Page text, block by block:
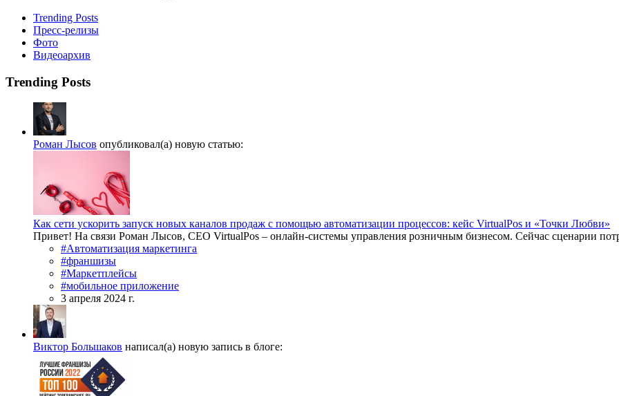
Trending Posts
Пресс-релизы
Фото
Видеоархив
Trending Posts
Роман Лысов опубликовал(а) новую статью:
Как сети ускорить запуск новых каналов продаж с помощью автоматизации процессов: кейс VirtualPos и «Точки Любви»
Привет! На связи Роман Лысов, CEO VirtualPos – онлайн-системы управления розничным бизнесом. Сейчас сценарии
#Автоматизация маркетинга
#франшизы
#Маркетплейсы
#мобильное приложение
3 апреля 2024 г.
Виктор Большаков написал(а) новую запись в блоге: